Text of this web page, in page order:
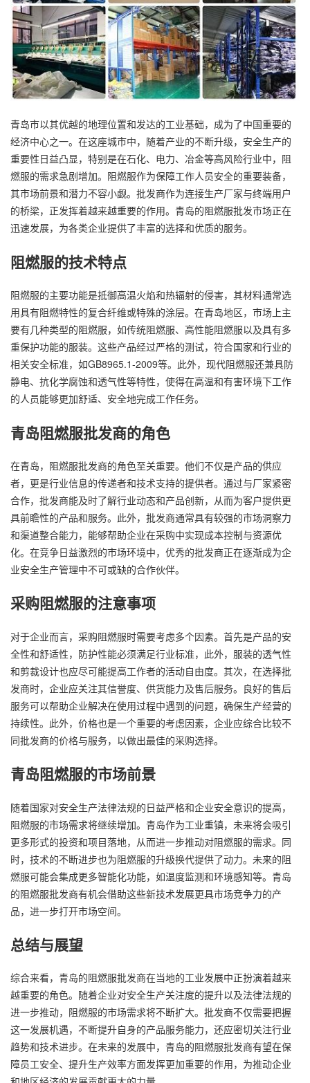
青岛市以其优越的地理位置和发达的工业基础，成为了中国重要的
经济中心之一。在这座城市中，随着产业的不断升级，安全生产的
重要性日益凸显，特别是在石化、电力、冶金等高风险行业中， 阻
燃服的需求急剧增加。阻燃服作为保障工作人员安全的重要装备，
其市场前景和潜力不容小觑。批发商作为连接生产厂家与终端用户
的桥梁，正发挥着越来越重要的作用。青岛的阻燃服批发市场正在
迅速发展，为各类企业提供了丰富的选择和优质的服务。
阻燃服的技术特点
阻燃服的主要功能是抵御高温火焰和热辐射的侵害，其材料通常选
用具有阻燃特性的复合纤维或特殊的涂层。在青岛地区，市场上主
要有几种类型的阻燃服，如传统阻燃服、高性能阻燃服以及具有多
重保护功能的服装。这些产品经过严格的测试，符合国家和行业的
相关安全标准，如GB8965.1-2009等。此外，现代阻燃服还兼具防
静电、抗化学腐蚀和透气性等特性，使得在高温和有害环境下工作
的人员能够更加舒适、安全地完成工作任务。
青岛阻燃服批发商的角色
在青岛，阻燃服批发商的角色至关重要。他们不仅是产品的供应
者，更是行业信息的传递者和技术支持的提供者。通过与厂家紧密
合作，批发商能及时了解行业动态和产品创新，从而为客户提供更
具前瞻性的产品和服务。此外，批发商通常具有较强的市场洞察力
和渠道整合能力，能够帮助企业在采购中实现成本控制与资源优
化。在竞争日益激烈的市场环境中，优秀的批发商正在逐渐成为企
业安全生产管理中不可或缺的合作伙伴。
采购阻燃服的注意事项
对于企业而言，采购阻燃服时需要考虑多个因素。首先是产品的安
全性和舒适性，防护性能必须满足行业标准，此外，服装的透气性
和剪裁设计也应尽可能提高工作者的活动自由度。其次，在选择批
发商时，企业应关注其信誉度、供货能力及售后服务。良好的售后
服务可以帮助企业解决在使用过程中遇到的问题，确保生产经营的
持续性。此外，价格也是一个重要的考虑因素，企业应综合比较不
同批发商的价格与服务，以做出最佳的采购选择。
青岛阻燃服的市场前景
随着国家对安全生产法律法规的日益严格和企业安全意识的提高，
阻燃服的市场需求将继续增加。青岛作为工业重镇，未来将会吸引
更多形式的投资和项目落地，从而进一步推动对阻燃服的需求。同
时，技术的不断进步也为阻燃服的升级换代提供了动力。未来的阻
燃服可能会集成更多智能化功能，如温度监测和环境感知等。青岛
的阻燃服批发商有机会借助这些新技术发展更具市场竞争力的产
品，进一步打开市场空间。
总结与展望
综合来看，青岛的阻燃服批发商在当地的工业发展中正扮演着越来
越重要的角色。随着企业对安全生产关注度的提升以及法律法规的
进一步推动，阻燃服的市场需求将不断扩大。批发商不仅需要把握
这一发展机遇，不断提升自身的产品服务能力，还应密切关注行业
趋势和技术进步。在未来的发展中，青岛的阻燃服批发商有望在保
障员工安全、提升生产效率方面发挥更加重要的作用，为推动企业